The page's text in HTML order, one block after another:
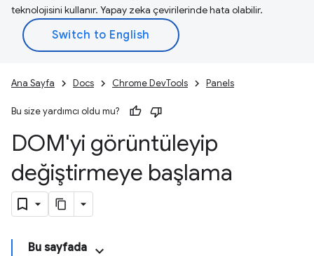
teknolojisini kullanır. Yapay zeka çevirilerinde hata olabilir.
Ana Sayfa Docs Chrome DevTools Panels
Bu size yardımcı oldu mu?
DOM'yi görüntüleyip
değiştirmeye başlama
Bu sayfada